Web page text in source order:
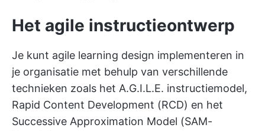
Het agile instructieontwerp
Je kunt agile learning design implementeren in
je organisatie met behulp van verschillende
technieken zoals het A.G.I.L.E. instructiemodel,
Rapid Content Development (RCD) en het
Successive Approximation Model (SAM-